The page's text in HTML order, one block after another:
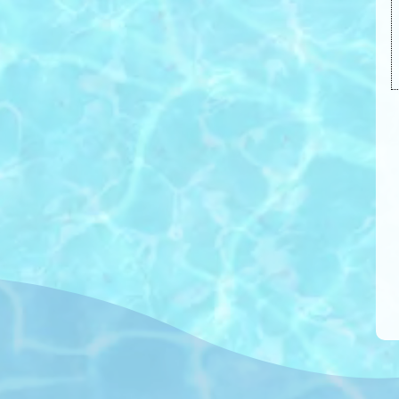
Ganz eifrige Schaukler verringerten sogar das
Schmerzempfinden. Die ideale Wiege- und
Schaukelzeit, um sich besser zu fühlen, beträgt
von 5 Minuten bis zu einer Spielfilmlänge. Vor
allem als Vorbereitung für guten Schlaf ist die
Wiegeliege bestens geeignet. Auch wenn Sie
nicht hektisch sind, kann die Wiegeliege eine
Individuelle Anpassung durch verstellbare
Schwerpunktfindung.
Einzigartiges Möbel-Design für den Innen-
Mit der für das perfekte Wiegen
Fertigungspräzision und Langlebigkeit.
100% Wertarbeit aus dem
oberösterreichischem Salzkammergut.
Absoluter Rundlauf für sanfte und feine